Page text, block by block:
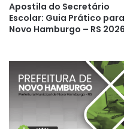
Apostila do Secretário
Escolar: Guia Prático para
Novo Hamburgo – RS 2026